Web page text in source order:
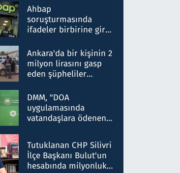
nitelikte olduğunu
belirtti
Ahbap
soruşturmasında
ifadeler birbirine girdi:
ifadelerinden ortaya
çıkan tablo şok etti
Ankara'da bir kişinin 2
milyon lirasını gasp
eden şüpheliler
DMM, "DOA
uygulamasında
vatandaşlara ödenen
düşürüldüğü" iddiasını
yalanladı
Tutuklanan CHP Silivri
İlçe Başkanı Bulut'un
hesabında milyonluk